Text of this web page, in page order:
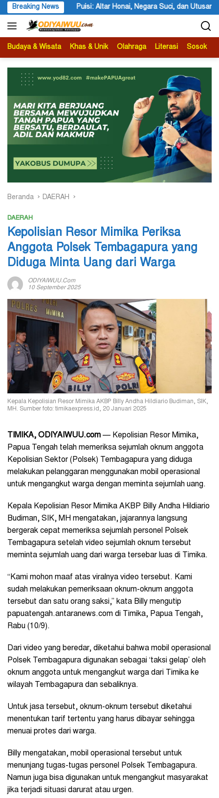
Langsung
ke
konten
Breaking News
Suci, dan Utusan Langit Karya Siswa dan Siswi SMA Negeri
Budaya & Wisata Khas & Unik Olahraga Literasi Sosok
Beranda DAERAH
DAERAH
Kepolisian Resor Mimika Periksa
Anggota Polsek Tembagapura yang
Diduga Minta Uang dari Warga
ODIYAIWUU.com
10 September 2025
Kepala Kepolisian Resor Mimika AKBP Billy Andha Hildiario Budiman, SIK,
MH. Sumber foto: timikaexpress.id, 20 Januari 2025
TIMIKA, ODIYAIWUU.com — Kepolisian Resor Mimika,
Papua Tengah telah memeriksa sejumlah oknum anggota
Kepolisian Sektor (Polsek) Tembagapura yang diduga
melakukan pelanggaran menggunakan mobil operasional
untuk mengangkut warga dengan meminta sejumlah uang.
Kepala Kepolisian Resor Mimika AKBP Billy Andha Hildiario
Budiman, SIK, MH mengatakan, jajarannya langsung
bergerak cepat memeriksa sejumlah personel Polsek
Tembagapura setelah video sejumlah oknum tersebut
meminta sejumlah uang dari warga tersebar luas di Timika.
“Kami mohon maaf atas viralnya video tersebut. Kami
sudah melakukan pemeriksaan oknum-oknum anggota
tersebut dan satu orang saksi,” kata Billy mengutip
papuatengah.antaranews.com di Timika, Papua Tengah,
Rabu (10/9).
Dari video yang beredar, diketahui bahwa mobil operasional
Polsek Tembagapura digunakan sebagai ‘taksi gelap’ oleh
oknum anggota untuk mengangkut warga dari Timika ke
wilayah Tembagapura dan sebaliknya.
Untuk jasa tersebut, oknum-oknum tersebut diketahui
menentukan tarif tertentu yang harus dibayar sehingga
menuai protes dari warga.
Billy mengatakan, mobil operasional tersebut untuk
menunjang tugas-tugas personel Polsek Tembagapura.
Namun juga bisa digunakan untuk mengangkut masyarakat
jika terjadi situasi darurat atau urgen.